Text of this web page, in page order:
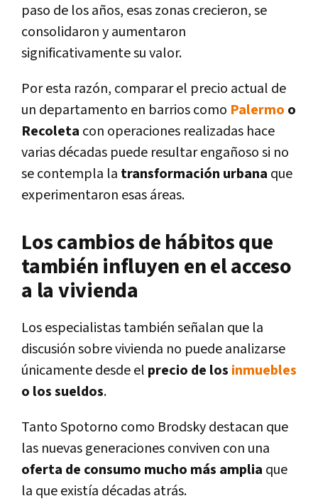
paso de los años, esas zonas crecieron, se
consolidaron y aumentaron
significativamente su valor.
Por esta razón, comparar el precio actual de
un departamento en barrios como Palermo o
Recoleta con operaciones realizadas hace
varias décadas puede resultar engañoso si no
se contempla la transformación urbana que
experimentaron esas áreas.
Los cambios de hábitos que
también influyen en el acceso
a la vivienda
Los especialistas también señalan que la
discusión sobre vivienda no puede analizarse
únicamente desde el precio de los inmuebles
o los sueldos.
Tanto Spotorno como Brodsky destacan que
las nuevas generaciones conviven con una
oferta de consumo mucho más amplia que
la que existía décadas atrás.